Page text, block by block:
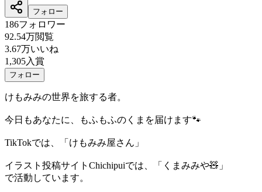
フォロー
186フォロワー
92.54万閲覧
3.67万いいね
1,305入賞
フォロー
けもみみの世界を旅する者。
今日もあなたに、もふもふのくまを届けます🐾
TikTokでは、「けもみみ屋さん」
イラスト投稿サイトChichipuiでは、「くまみみや🧸」
で活動しています。